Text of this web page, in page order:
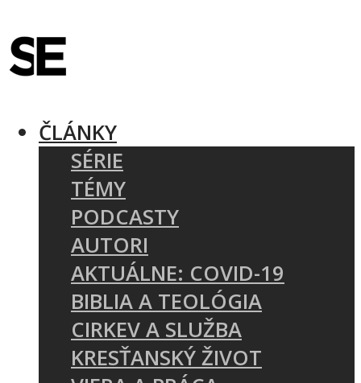
ČLÁNKY
SÉRIE
TÉMY
PODCASTY
AUTORI
AKTUÁLNE: COVID-19
BIBLIA A TEOLÓGIA
CIRKEV A SLUŽBA
KRESŤANSKÝ ŽIVOT